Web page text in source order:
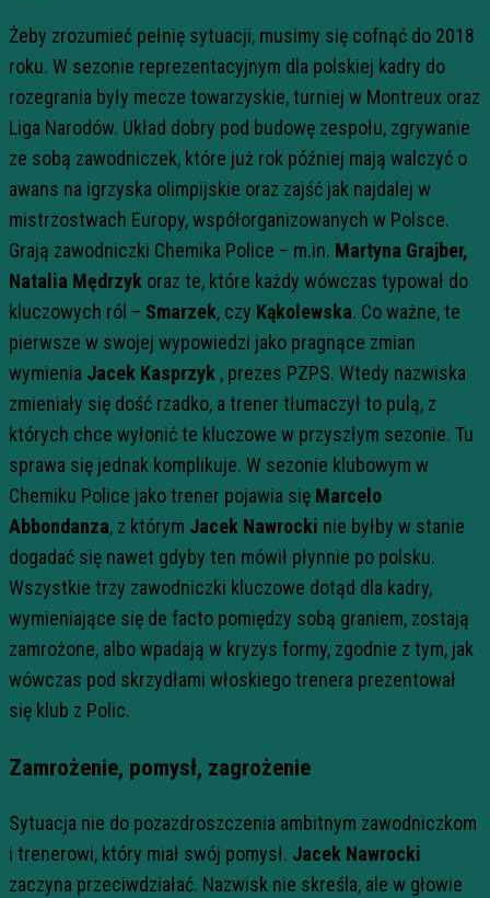
Żeby zrozumieć pełnię sytuacji, musimy się cofnąć do 2018
roku. W sezonie reprezentacyjnym dla polskiej kadry do
rozegrania były mecze towarzyskie, turniej w Montreux oraz
Liga Narodów. Układ dobry pod budowę zespołu, zgrywanie
ze sobą zawodniczek, które już rok później mają walczyć o
awans na igrzyska olimpijskie oraz zajść jak najdalej w
mistrzostwach Europy, współorganizowanych w Polsce.
Grają zawodniczki Chemika Police – m.in. Martyna Grajber,
Natalia Mędrzyk oraz te, które każdy wówczas typował do
kluczowych ról – Smarzek, czy Kąkolewska. Co ważne, te
pierwsze w swojej wypowiedzi jako pragnące zmian
wymienia Jacek Kasprzyk , prezes PZPS. Wtedy nazwiska
zmieniały się dość rzadko, a trener tłumaczył to pulą, z
których chce wyłonić te kluczowe w przyszłym sezonie. Tu
sprawa się jednak komplikuje. W sezonie klubowym w
Chemiku Police jako trener pojawia się Marcelo
Abbondanza, z którym Jacek Nawrocki nie byłby w stanie
dogadać się nawet gdyby ten mówił płynnie po polsku.
Wszystkie trzy zawodniczki kluczowe dotąd dla kadry,
wymieniające się de facto pomiędzy sobą graniem, zostają
zamrożone, albo wpadają w kryzys formy, zgodnie z tym, jak
wówczas pod skrzydłami włoskiego trenera prezentował
się klub z Polic.
Zamrożenie, pomysł, zagrożenie
Sytuacja nie do pozazdroszczenia ambitnym zawodniczkom
i trenerowi, który miał swój pomysł. Jacek Nawrocki
zaczyna przeciwdziałać. Nazwisk nie skreśla, ale w głowie